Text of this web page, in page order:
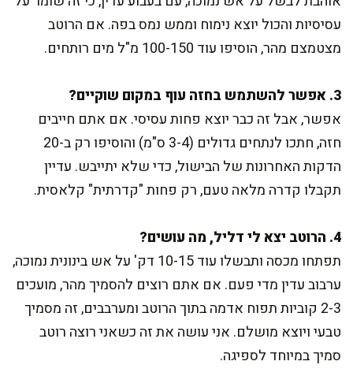
עסיסיות והכול יוצא נימוח וממש נמס בפה. אם הרוטב
מצטמצם מהר, הוסיפו עוד 100-150 מ"ל מים רותחים.
3. אפשר להשתמש בחזה עוף במקום שוקיים?
אפשר, אבל זה כבר יוצא פחות עסיסי. אם אתם חייבים
חזה, חתכו לנתחים גדולים (3-4 ס"מ) והוסיפו רק ב-20
הדקות האחרונות של הבישול, כדי שלא יתייבש. עדיין
תקבלו קדרה מלאה טעם, רק פחות "קדרתית" קלאסית.
4. הרוטב יצא לי דליל, מה עושים?
תפתחו מכסה ותבשלו עוד 10-15 דק' על אש בינונית נמוכה,
ערבוב עדין מדי פעם. אם אתם רוצים להסמיך מהר, מועכים
2-3 קוביות תפוח אדמה בתוך הרוטב ומערבבים, זה מסמיך
טבעי ויוצא מושלם. אני עושה את זה כשאני רוצה רוטב
סמיך במיוחד לספיגה.